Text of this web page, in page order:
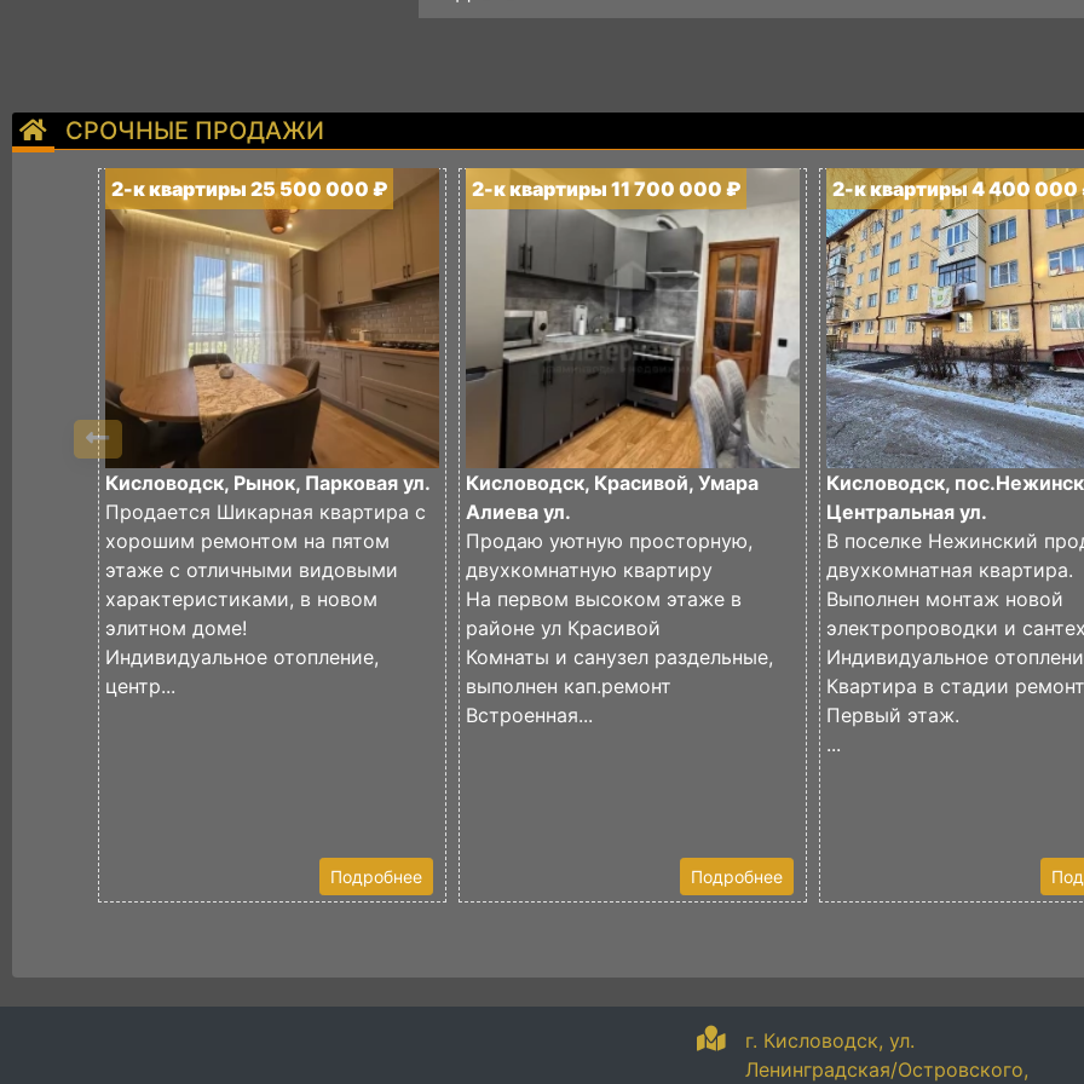
СРОЧНЫЕ ПРОДАЖИ
2-к квартиры 25 500 000 ₽
Кисловодск, Рынок, Парковая ул.
Продается Шикарная квартира с
хорошим ремонтом на пятом
этаже с отличными видовыми
характеристиками, в новом
элитном доме!
Индивидуальное отопление,
центр...
Подробнее
2-к квартиры 11 700 000 ₽
Кисловодск, Красивой, Умара
Алиева ул.
Продаю уютную просторную,
двухкомнатную квартиру
На первом высоком этаже в
районе ул Красивой
Комнаты и санузел раздельные,
выполнен кап.ремонт
Встроенная...
Подробнее
2-к квартиры 4 400 000
Кисловодск,
Центральная ул.
В поселке Нежинский
двухкомнатная квартира.
Выполнен монтаж новой
электропроводки и
Индивидуальное
Квартира в стадии
Первый этаж.
...
г. Кисловодск, ул.
Ленинградская/Островского,